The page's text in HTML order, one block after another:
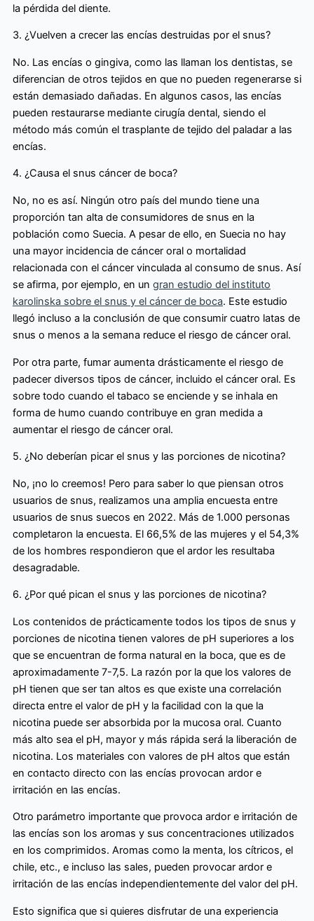
la pérdida del diente.
3. ¿Vuelven a crecer las encías destruidas por el snus?
No. Las encías o gingiva, como las llaman los dentistas, se
diferencian de otros tejidos en que no pueden regenerarse si
están demasiado dañadas. En algunos casos, las encías
pueden restaurarse mediante cirugía dental, siendo el
método más común el trasplante de tejido del paladar a las
encías.
4. ¿Causa el snus cáncer de boca?
No, no es así. Ningún otro país del mundo tiene una
proporción tan alta de consumidores de snus en la
población como Suecia. A pesar de ello, en Suecia no hay
una mayor incidencia de cáncer oral o mortalidad
relacionada con el cáncer vinculada al consumo de snus. Así
se afirma, por ejemplo, en un gran estudio del instituto
karolinska sobre el snus y el cáncer de boca. Este estudio
llegó incluso a la conclusión de que consumir cuatro latas de
snus o menos a la semana reduce el riesgo de cáncer oral.
Por otra parte, fumar aumenta drásticamente el riesgo de
padecer diversos tipos de cáncer, incluido el cáncer oral. Es
sobre todo cuando el tabaco se enciende y se inhala en
forma de humo cuando contribuye en gran medida a
aumentar el riesgo de cáncer oral.
5. ¿No deberían picar el snus y las porciones de nicotina?
No, ¡no lo creemos! Pero para saber lo que piensan otros
usuarios de snus, realizamos una amplia encuesta entre
usuarios de snus suecos en 2022. Más de 1.000 personas
completaron la encuesta. El 66,5% de las mujeres y el 54,3%
de los hombres respondieron que el ardor les resultaba
desagradable.
6. ¿Por qué pican el snus y las porciones de nicotina?
Los contenidos de prácticamente todos los tipos de snus y
porciones de nicotina tienen valores de pH superiores a los
que se encuentran de forma natural en la boca, que es de
aproximadamente 7-7,5. La razón por la que los valores de
pH tienen que ser tan altos es que existe una correlación
directa entre el valor de pH y la facilidad con la que la
nicotina puede ser absorbida por la mucosa oral. Cuanto
más alto sea el pH, mayor y más rápida será la liberación de
nicotina. Los materiales con valores de pH altos que están
en contacto directo con las encías provocan ardor e
irritación en las encías.
Otro parámetro importante que provoca ardor e irritación de
las encías son los aromas y sus concentraciones utilizados
en los comprimidos. Aromas como la menta, los cítricos, el
chile, etc., e incluso las sales, pueden provocar ardor e
irritación de las encías independientemente del valor del pH.
Esto significa que si quieres disfrutar de una experiencia